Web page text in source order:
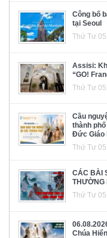
Công bố
tại Seoul
Thứ Tư
Assisi:
“GO!
Thứ Tư
Cầu
thành
Đức Giáo
Thứ Tư
CÁC BÀI
THƯỜNG
Thứ Tư
Chúa